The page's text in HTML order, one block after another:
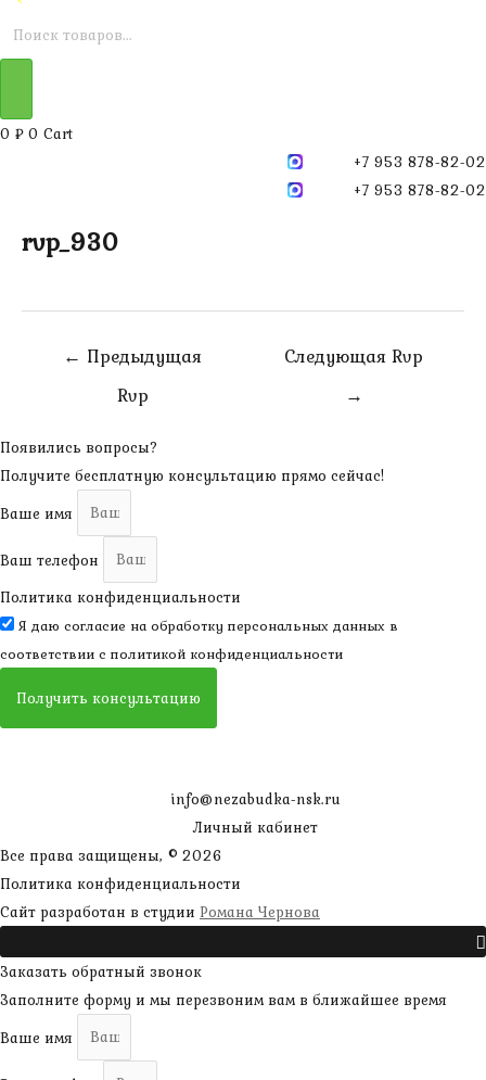
Поиск
0 ₽ 0 Cart
+7 953 878-82-02
+7 953 878-82-02
rvp_930
Навигация
← Предыдущая
Rvp
Следующая Rvp
→
Появились вопросы?
Получите бесплатную консультацию прямо сейчас!
Ваше имя
Ваш телефон
Политика конфиденциальности
Я даю согласие на обработку персональных данных в
соответствии с политикой конфиденциальности
Получить консультацию
info@nezabudka-nsk.ru
Личный кабинет
Все права защищены, © 2026
Политика конфиденциальности
Сайт разработан в студии Романа Чернова
Заказать обратный звонок
Заполните форму и мы перезвоним вам в ближайшее время
Ваше имя